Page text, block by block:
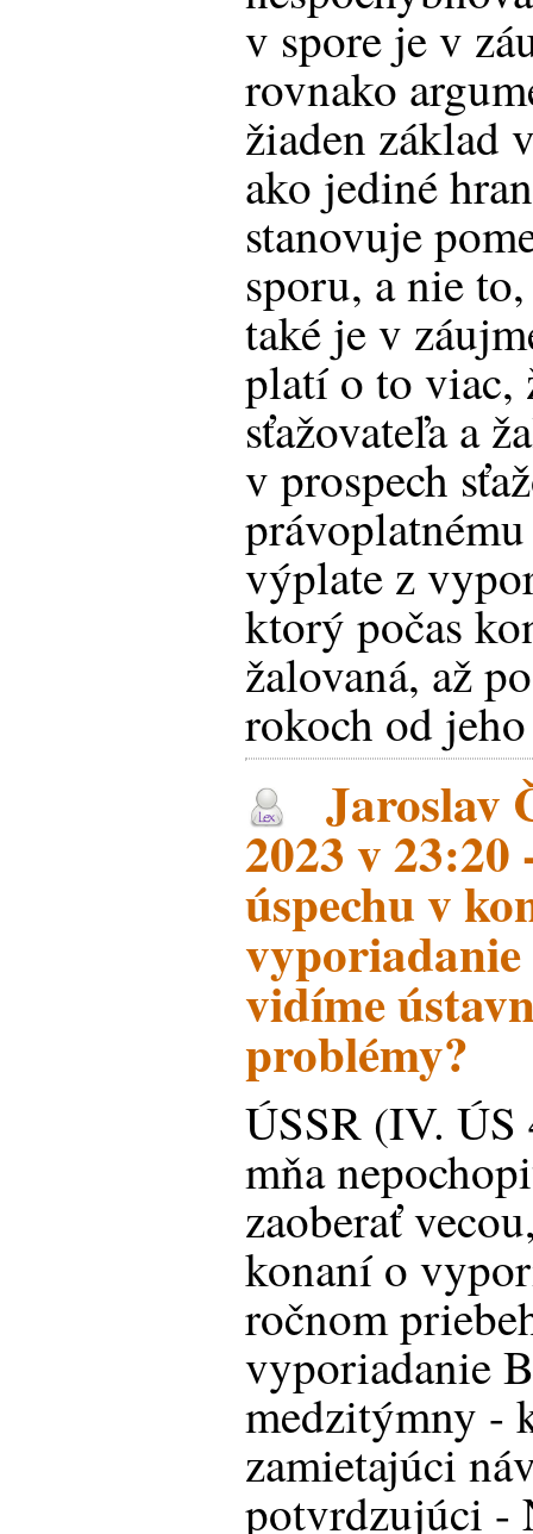
v spore je v
rovnako
žiaden základ
ako jediné
stanovuje
sporu, a nie
také je v
platí o to viac,
sťažovateľa a
v prospech
výplate z
ktorý počas
žalovaná, až
rokoch od
Jaroslav
2023 v 23:20
úspechu v
vidíme
problémy?
ÚSSR (IV. ÚS
mňa
zaoberať
konaní o
ročnom
vyporiadanie
medzitýmny -
zamietajúci
potvrdzujúci -